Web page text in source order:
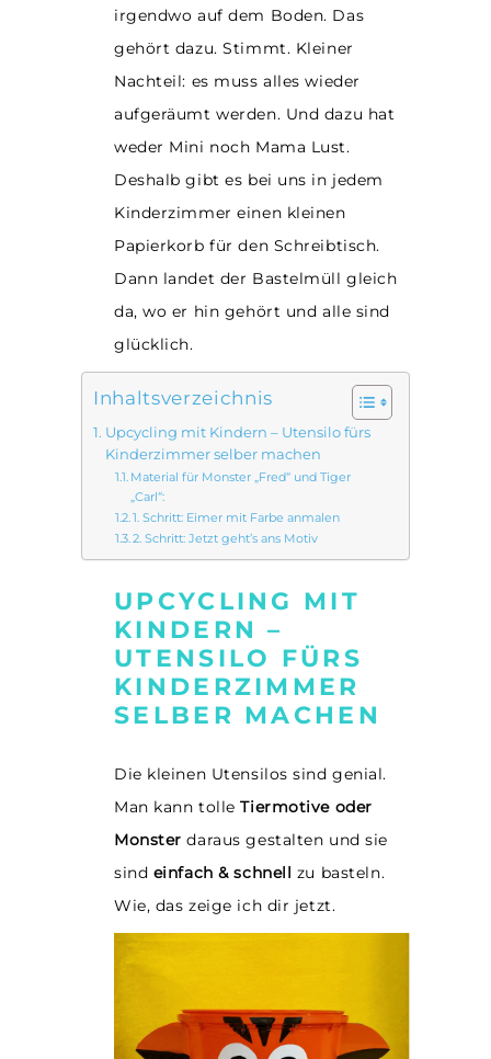
irgendwo auf dem Boden. Das
gehört dazu. Stimmt. Kleiner
Nachteil: es muss alles wieder
aufgeräumt werden. Und dazu hat
weder Mini noch Mama Lust.
Deshalb gibt es bei uns in jedem
Kinderzimmer einen kleinen
Papierkorb für den Schreibtisch.
Dann landet der Bastelmüll gleich
da, wo er hin gehört und alle sind
glücklich.
Inhaltsverzeichnis
Upcycling mit Kindern – Utensilo fürs
Kinderzimmer selber machen
Material für Monster „Fred“ und Tiger
„Carl“:
1. Schritt: Eimer mit Farbe anmalen
2. Schritt: Jetzt geht’s ans Motiv
UPCYCLING MIT
KINDERN –
UTENSILO FÜRS
KINDERZIMMER
SELBER MACHEN
Die kleinen Utensilos sind genial.
Man kann tolleTiermotive oder
Monster daraus gestalten und sie
sind einfach & schnell zu basteln.
Wie, das zeige ich dir jetzt.